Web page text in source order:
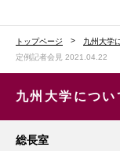
トップページ 九州大学
定例記者会見 2021.04.22
九州大学につい
総長室